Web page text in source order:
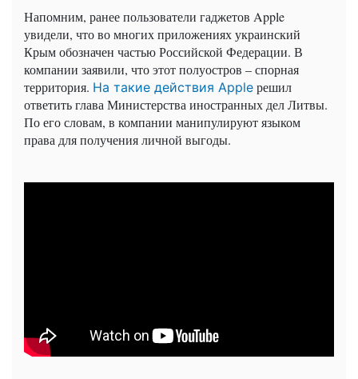
Напомним, ранее пользователи гаджетов Apple
увидели, что во многих приложениях украинский
Крым обозначен частью Российской Федерации. В
компании заявили, что этот полуостров – спорная
территория. На такие действия Apple решил
ответить глава Министерства иностранных дел Литвы.
По его словам, в компании манипулируют языком
права для получения личной выгоды.